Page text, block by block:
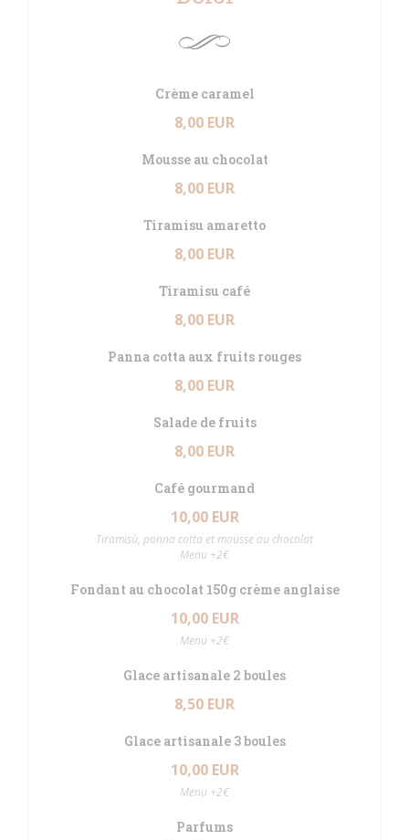
Crème caramel
8,00 EUR
Mousse au chocolat
8,00 EUR
Tiramisu amaretto
8,00 EUR
Tiramisu café
8,00 EUR
Panna cotta aux fruits rouges
8,00 EUR
Salade de fruits
8,00 EUR
Café gourmand
10,00 EUR
Tiramisù, panna cotta et mousse au chocolat
Menu +2€
Fondant au chocolat 150g crème anglaise
10,00 EUR
Menu +2€
Glace artisanale 2 boules
8,50 EUR
Glace artisanale 3 boules
10,00 EUR
Menu +2€
Parfums